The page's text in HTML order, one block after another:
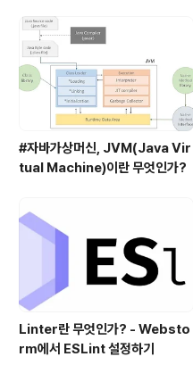
#자바가상머신, JVM(Java Vir
tual Machine)이란 무엇인가?
Linter란 무엇인가? - Websto
rm에서 ESLint 설정하기